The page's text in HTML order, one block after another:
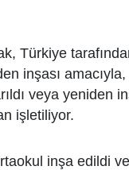
Türkiye
inşası
veya yeniden
işletiliyor.
inşa edildi